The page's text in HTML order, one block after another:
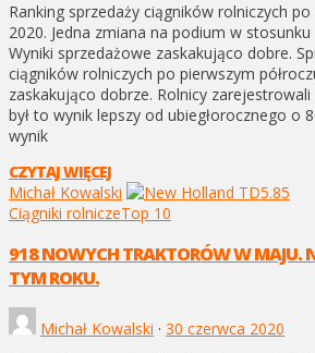
Ranking sprzedaży ciągników rolniczych
2020. Jedna zmiana na podium w
Wyniki sprzedażowe zaskakująco dobre.
ciągników rolniczych po pierwszym
zaskakująco dobrze. Rolnicy
był to wynik lepszy od ubiegłorocznego o
wynik
CZYTAJ WIĘCEJ
Michał Kowalski
Ciągniki rolniczeTop 10
918 NOWYCH TRAKTORÓW W MAJU.
TYM ROKU.
Michał Kowalski · 30 czerwca 2020